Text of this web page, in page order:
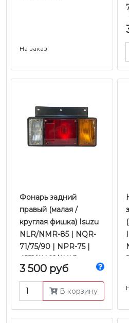
На заказ
Фонарь задний
правый (малая /
круглая фишка) Isuzu
NLR/NMR-85 | NQR-
71/75/90 | NPR-75 |
4JJ1/4HG1/4HK1
Е-2/3/4/5 | Ootoko
3 500 руб
В корзину